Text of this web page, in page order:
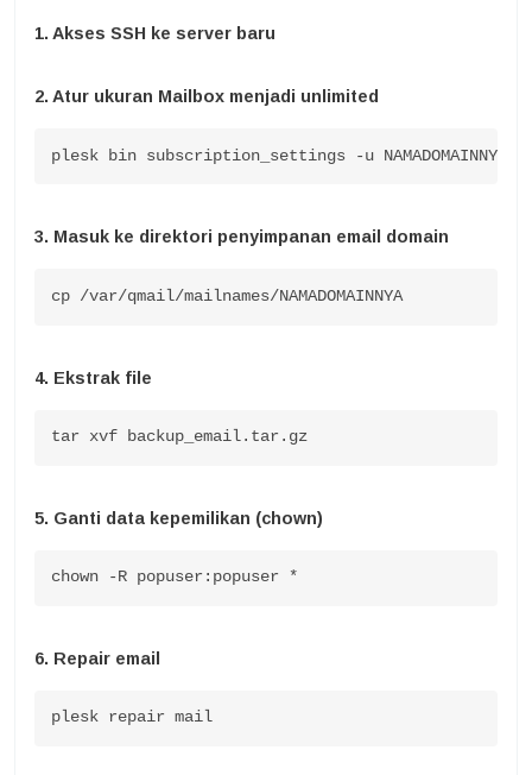
1. Akses SSH ke server baru
2. Atur ukuran Mailbox menjadi unlimited
plesk bin subscription_settings -u
3. Masuk ke direktori penyimpanan email domain
cp /var/qmail/mailnames/NAMADOMAINNYA
4. Ekstrak file
tar xvf backup_email.tar.gz
5. Ganti data kepemilikan (chown)
chown -R popuser:popuser *
6. Repair email
plesk repair mail